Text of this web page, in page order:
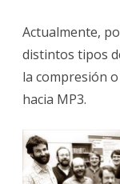
Actualmente,
distintos tipos
la compresión
hacia MP3.